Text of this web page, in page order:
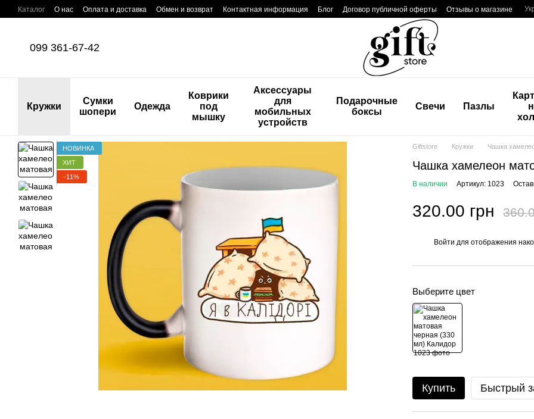
Перейти к основному контенту
Каталог О нас Оплата и доставка Обмен и возврат Контактная информация Блог Договор публичной оферты Отзывы о магазине
099 361-67-42
Кружки
Сумки
шопери
Одежда
Коврики
под
мышку
Аксессуары
для
мобильных
устройств
Подарочные
боксы
Свечи Пазлы
НОВИНКА
ХИТ
−11%
Giftstore Кружки Чашка
Чашка хамелеон
В наличии Артикул: 1023
320.00 грн
Войти для отображения
Выберите цвет
Купить Быстрый